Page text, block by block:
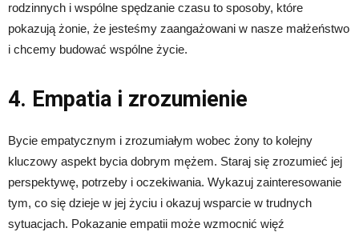
rodzinnych i wspólne spędzanie czasu to sposoby, które
pokazują żonie, że jesteśmy zaangażowani w nasze małżeństwo
i chcemy budować wspólne życie.
4. Empatia i zrozumienie
Bycie empatycznym i zrozumiałym wobec żony to kolejny
kluczowy aspekt bycia dobrym mężem. Staraj się zrozumieć jej
perspektywę, potrzeby i oczekiwania. Wykazuj zainteresowanie
tym, co się dzieje w jej życiu i okazuj wsparcie w trudnych
sytuacjach. Pokazanie empatii może wzmocnić więź